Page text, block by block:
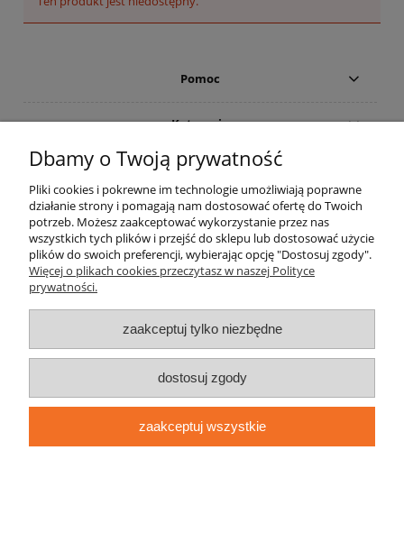
Pomoc
Kategorie
Płatności i dostawa
Informacje
O nas
pokaż pełną wersję strony
Sklep internetowy Shoper.pl
Dbamy o Twoją prywatność
Pliki cookies i pokrewne im technologie umożliwiają poprawne
działanie strony i pomagają nam dostosować ofertę do Twoich
potrzeb. Możesz zaakceptować wykorzystanie przez nas
wszystkich tych plików i przejść do sklepu lub dostosować użycie
plików do swoich preferencji, wybierając opcję "Dostosuj zgody".
Więcej o plikach cookies przeczytasz w naszej Polityce
prywatności.
zaakceptuj tylko niezbędne
dostosuj zgody
zaakceptuj wszystkie